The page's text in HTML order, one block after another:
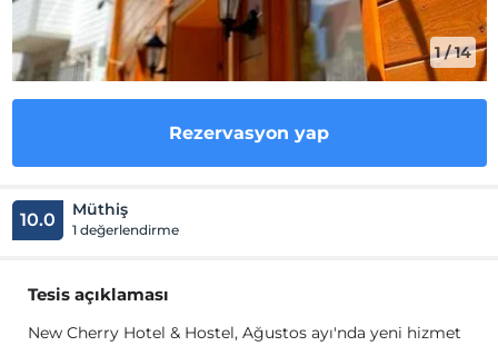
1/14
Rezervasyon yap
10.0 Müthiş
1 değerlendirme
Tesis açıklaması
New Cherry Hotel & Hostel, Ağustos ayı'nda yeni hizmet